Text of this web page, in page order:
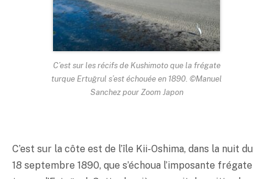
C’est sur les récifs de Kushimoto que la frégate
turque Ertuğrul s’est échouée en 1890. ©Manuel
Sanchez pour Zoom Japon
C’est sur la côte est de l’île Kii-Oshima, dans la nuit du
18 septembre 1890, que s’échoua l’imposante frégate